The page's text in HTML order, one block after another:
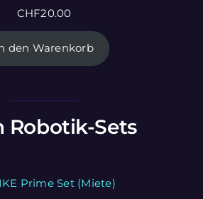
CHF20.00
den Warenkorb
Robotik-Sets